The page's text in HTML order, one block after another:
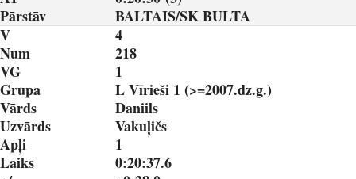
Pārstāv
BALTAIS/SK BULTA
V
4
Num
218
VG
1
Grupa
L Vīrieši 1 (>=2007.dz.g.)
Vārds
Daniils
Uzvārds
Vakuļičs
Apļi
1
Laiks
0:20:37.6